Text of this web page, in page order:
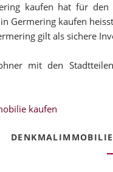
kaufen hat für
Germering kaufen
gilt als sichere
mit den
kaufen